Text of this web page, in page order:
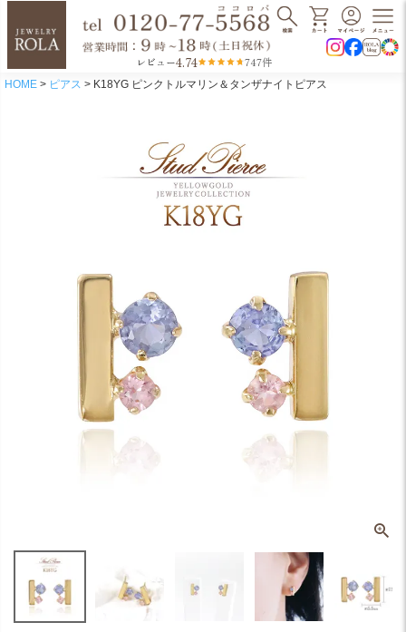
レビュー4.74 747件
HOME ピアス K18YG ピンクトルマリン＆タンザナイトピアス